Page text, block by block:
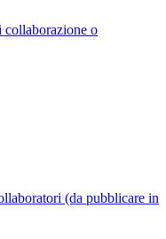
o
(da pubblicare in